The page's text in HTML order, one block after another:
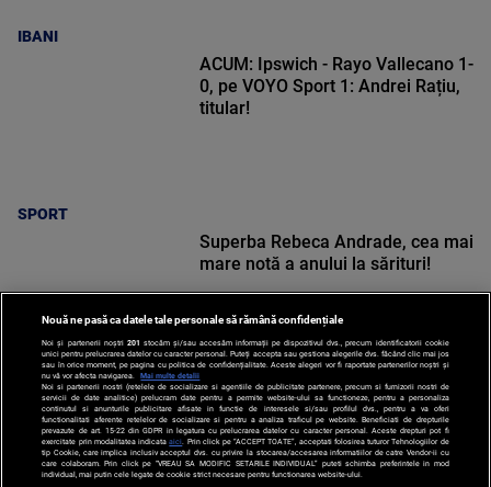
IBANI
SPORT
ACUM: Ipswich - Rayo Vallecano 1-
0, pe VOYO Sport 1: Andrei Rațiu,
titular!
SPORT
Superba Rebeca Andrade, cea mai
mare notă a anului la sărituri!
Nouă ne pasă ca datele tale personale să rămână confidențiale
Noi și partenerii noștri 201 stocăm și/sau accesăm informații pe dispozitivul dvs., precum identificatorii cookie
unici pentru prelucrarea datelor cu caracter personal. Puteți accepta sau gestiona alegerile dvs. făcând clic mai jos
sau în orice moment, pe pagina cu politica de confidențialitate. Aceste alegeri vor fi raportate partenerilor noștri și
nu vă vor afecta navigarea.
Mai multe detalii
Noi si partenerii nostri (retelele de socializare si agentiile de publicitate partenere, precum si furnizorii nostri de
servicii de date analitice) prelucram date pentru a permite website-ului sa functioneze, pentru a personaliza
continutul si anunturile publicitare afisate in functie de interesele si/sau profilul dvs., pentru a va oferi
functionalitati aferente retelelor de socializare si pentru a analiza traficul pe website. Beneficiati de drepturile
prevazute de art. 15-22 din GDPR in legatura cu prelucrarea datelor cu caracter personal. Aceste drepturi pot fi
exercitate prin modalitatea indicataaici . Prin click pe “ACCEPT TOATE”, acceptati folosirea tuturor Tehnologiilor de
tip Cookie, care implica inclusiv acceptul dvs. cu privire la stocarea/accesarea informatiilor de catre Vendor-ii cu
care colaboram. Prin click pe “VREAU SA MODIFIC SETARILE INDIVIDUAL” puteti schimba preferintele in mod
individual, mai putin cele legate de cookie strict necesare pentru functionarea website-ului.